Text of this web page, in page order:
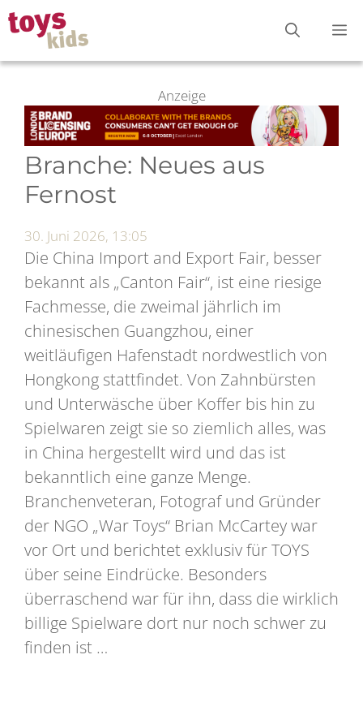
Zum
Inhalt
springen
Anzeige
Branche: Neues aus
Fernost
30. Juni 2026, 13:05
Die China Import and Export Fair, besser
bekannt als „Canton Fair“, ist eine riesige
Fachmesse, die zweimal jährlich im
chinesischen Guangzhou, einer
weitläufigen Hafenstadt nordwestlich von
Hongkong stattfindet. Von Zahnbürsten
und Unterwäsche über Koffer bis hin zu
Spielwaren zeigt sie so ziemlich alles, was
in China hergestellt wird und das ist
bekanntlich eine ganze Menge.
Branchenveteran, Fotograf und Gründer
der NGO „War Toys“ Brian McCartey war
vor Ort und berichtet exklusiv für TOYS
über seine Eindrücke. Besonders
überraschend war für ihn, dass die wirklich
billige Spielware dort nur noch schwer zu
finden ist …